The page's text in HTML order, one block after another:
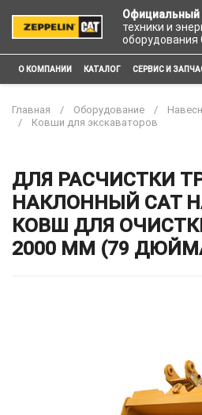
Официальный
техники и
оборудования
О КОМПАНИИ КАТАЛОГ СЕРВИС И
Главная Оборудование
Ковши для экскаваторов
ДЛЯ РАСЧИСТКИ
НАКЛОННЫЙ CAT
КОВШ ДЛЯ
2000 ММ (79